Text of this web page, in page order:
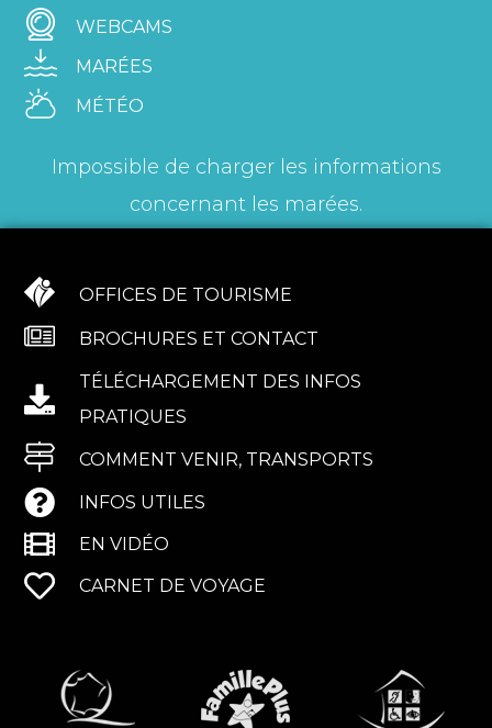
WEBCAMS
MARÉES
MÉTÉO
Impossible de charger les informations
concernant les marées.
OFFICES DE TOURISME
BROCHURES ET CONTACT
TÉLÉCHARGEMENT DES INFOS
PRATIQUES
COMMENT VENIR, TRANSPORTS
INFOS UTILES
EN VIDÉO
CARNET DE VOYAGE